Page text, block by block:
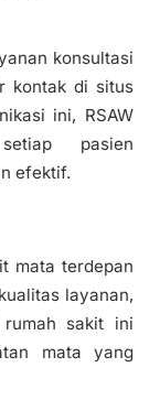
konsultasi
kontak di situs
ini, RSAW
pasien
efektif.
mata terdepan
layanan,
sakit ini
mata yang